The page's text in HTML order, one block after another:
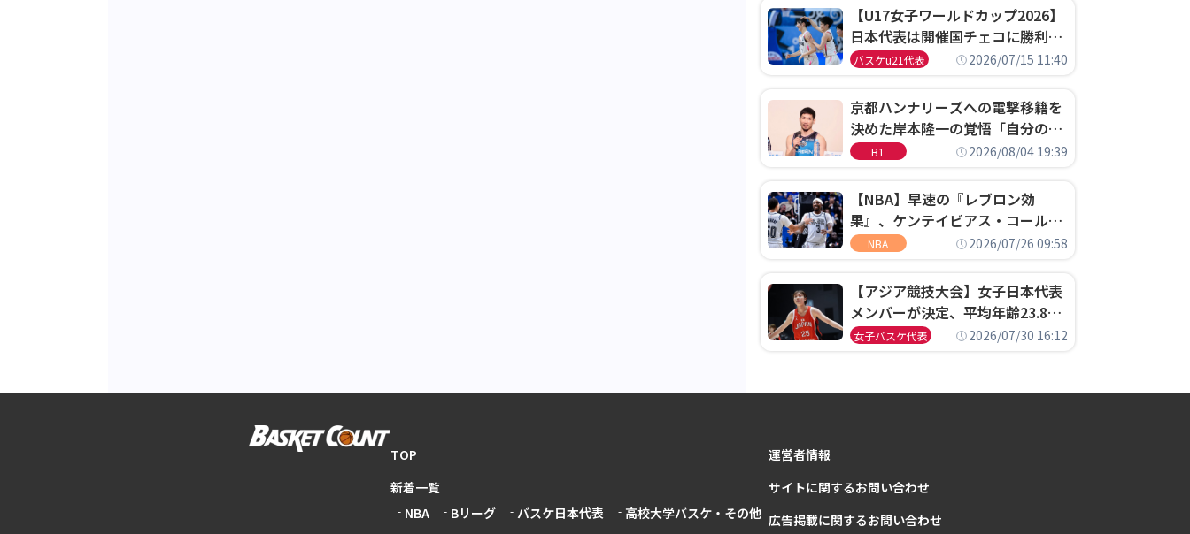
【U17女子ワールドカップ2026】
日本代表は開催国チェコに勝利し
て予選グループ3連勝で首位通
決定
バスケu21代表 2026/07/15 11:40
京都ハンナリーズへの電撃移籍を
決めた岸本隆一の覚悟「自分のエ
ゴというちっぽけなことのため
B1 2026/08/04 19:39
【NBA】早速の『レブロン効
果』、ケンテイビアス・コールド
ウェル・ポープがセブンティシク
NBA 2026/07/26 09:58
【アジア競技大会】女子日本代表
メンバーが決定、平均年齢23.8歳
のフレッシュなメンバーが日本開
女子バスケ代表 2026/07/30 16:12
TOP
新着一覧
NBA
Bリーグ バスケ日本代表 高校大学バスケ・その他
運営者情報
サイトに関するお問い合わせ
広告掲載に関するお問い合わせ